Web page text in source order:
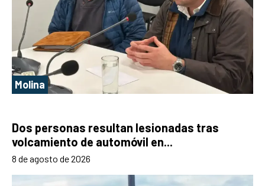
Molina
Dos personas resultan lesionadas tras
volcamiento de automóvil en...
8 de agosto de 2026